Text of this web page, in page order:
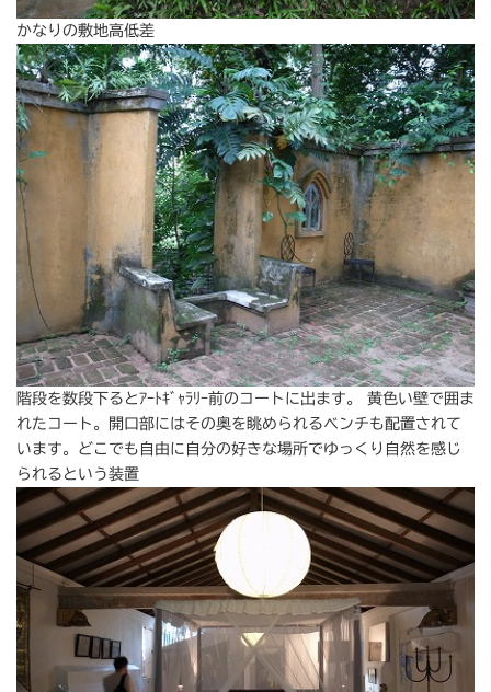
かなりの敷地高低差
階段を数段下るとｱｰﾄｷﾞｬﾗﾘｰ前のコートに出ます。 黄色い壁で囲ま
れたコート。開口部にはその奥を眺められるベンチも配置されて
います。どこでも自由に自分の好きな場所でゆっくり自然を感じ
られるという装置